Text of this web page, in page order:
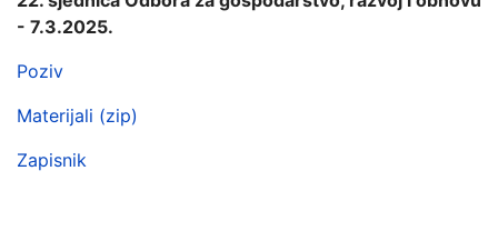
- 7.3.2025.
Poziv
Materijali (zip)
Zapisnik